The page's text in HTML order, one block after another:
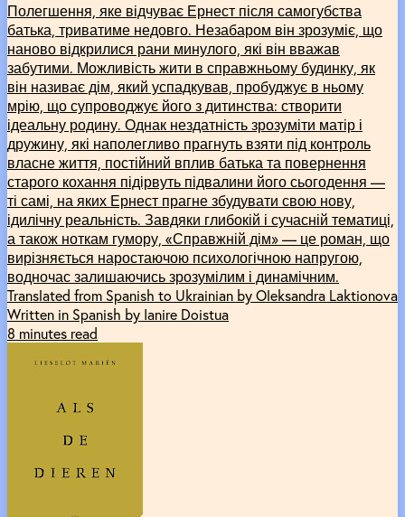
Полегшення, яке відчуває Ернест після самогубства
батька, триватиме недовго. Незабаром він зрозуміє, що
наново відкрилися рани минулого, які він вважав
забутими. Можливість жити в справжньому будинку, як
він називає дім, який успадкував, пробуджує в ньому
мрію, що супроводжує його з дитинства: створити
ідеальну родину. Однак нездатність зрозуміти матір і
дружину, які наполегливо прагнуть взяти під контроль
власне життя, постійний вплив батька та повернення
старого кохання підірвуть підвалини його сьогодення —
ті самі, на яких Ернест прагне збудувати свою нову,
ідилічну реальність. Завдяки глибокій і сучасній тематиці,
а також ноткам гумору, «Справжній дім» — це роман, що
вирізняється наростаючою психологічною напругою,
водночас залишаючись зрозумілим і динамічним.
Translated from Spanish to Ukrainian by Oleksandra Laktionova
Written in Spanish by Ianire Doistua
8 minutes read